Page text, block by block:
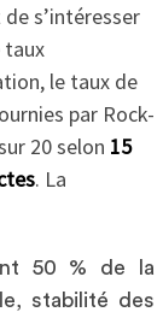
s’intéresser
taux
le taux de
par Rock-
20 selon 15
. La
50 % de la
stabilité des